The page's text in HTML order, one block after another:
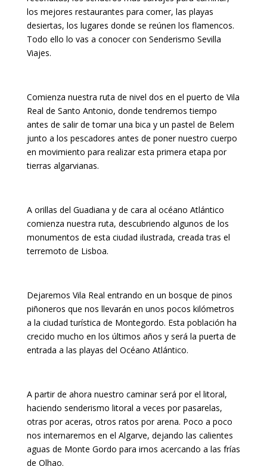
los mejores restaurantes para comer, las playas
desiertas, los lugares donde se reúnen los flamencos.
Todo ello lo vas a conocer con Senderismo Sevilla
Viajes.
Comienza nuestra ruta de nivel dos en el puerto de Vila
Real de Santo Antonio, donde tendremos tiempo
antes de salir de tomar una bica y un pastel de Belem
junto a los pescadores antes de poner nuestro cuerpo
en movimiento para realizar esta primera etapa por
tierras algarvianas.
A orillas del Guadiana y de cara al océano Atlántico
comienza nuestra ruta, descubriendo algunos de los
monumentos de esta ciudad ilustrada, creada tras el
terremoto de Lisboa.
Dejaremos Vila Real entrando en un bosque de pinos
piñoneros que nos llevarán en unos pocos kilómetros
a la ciudad turística de Montegordo. Esta población ha
crecido mucho en los últimos años y será la puerta de
entrada a las playas del Océano Atlántico.
A partir de ahora nuestro caminar será por el litoral,
haciendo senderismo litoral a veces por pasarelas,
otras por aceras, otros ratos por arena. Poco a poco
nos internaremos en el Algarve, dejando las calientes
aguas de Monte Gordo para irnos acercando a las frías
de Olhao.